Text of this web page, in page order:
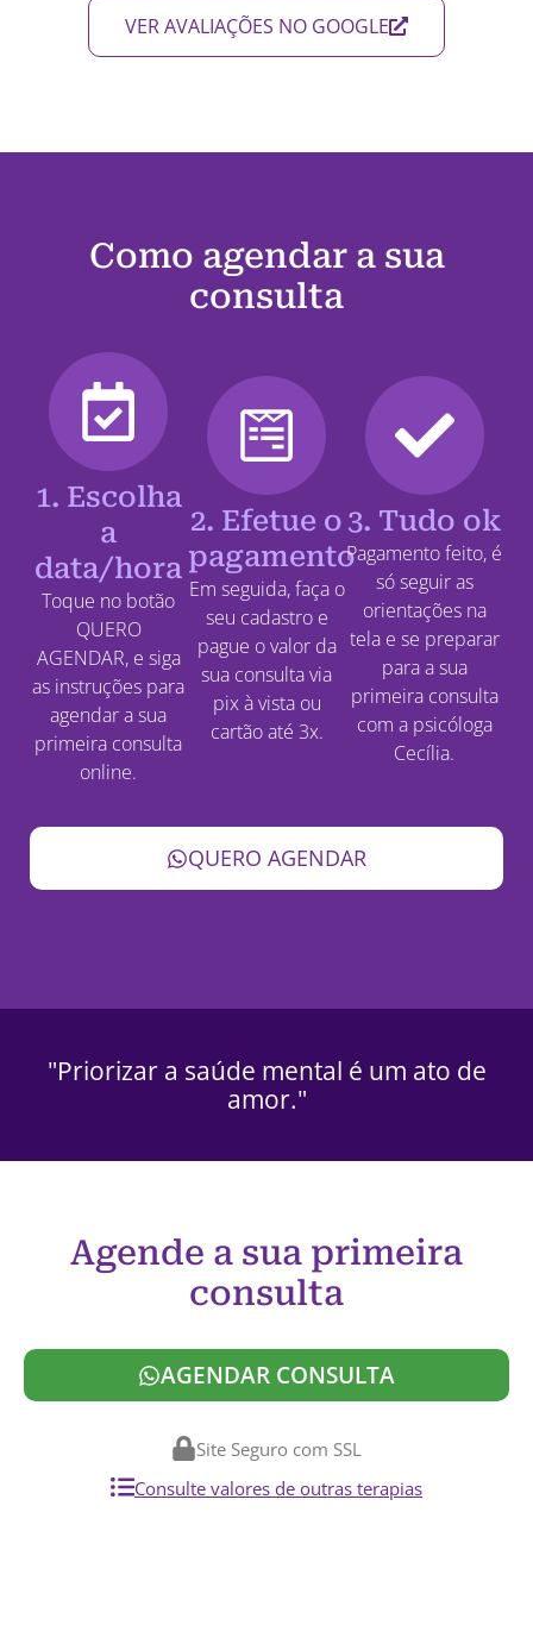
VER AVALIAÇÕES NO GOOGLE
Como agendar a sua
consulta
1. Escolha
a
data/hora
Toque no botão
QUERO
AGENDAR, e siga
as instruções para
agendar a sua
primeira consulta
online.
2. Efetue o
pagamento
Em seguida, faça o
seu cadastro e
pague o valor da
sua consulta via
pix à vista ou
cartão até 3x.
3. Tudo ok
Pagamento feito, é
só seguir as
orientações na
tela e se preparar
para a sua
primeira consulta
com a psicóloga
Cecília.
QUERO AGENDAR
"Priorizar a saúde mental é um ato de
amor."
Agende a sua primeira
consulta
AGENDAR CONSULTA
Site Seguro com SSL
Consulte valores de outras terapias